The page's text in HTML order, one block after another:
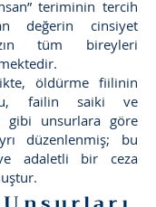
teriminin tercih
değerin cinsiyet
tüm bireyleri
öldürme fiilinin
failin saiki ve
gibi unsurlara göre
düzenlenmiş; bu
adaletli bir ceza